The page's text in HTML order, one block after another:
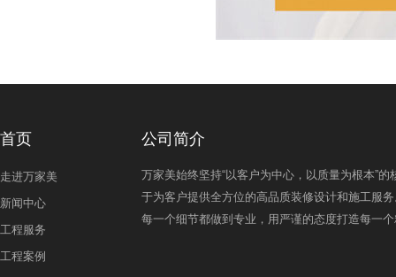
首页
走进万家美
新闻中心
工程服务
工程案例
公司简介
万家美始终坚持“以客户为中心，以质量为根本”的
于为客户提供全方位的高品质装修设计和施工服
每一个细节都做到专业，用严谨的态度打造每一